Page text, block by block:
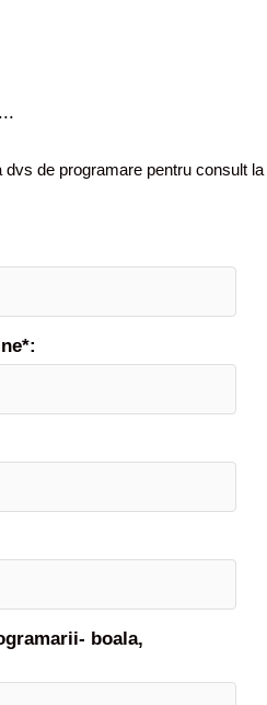
a
i
s
t
a
de programare pentru consult
boala,